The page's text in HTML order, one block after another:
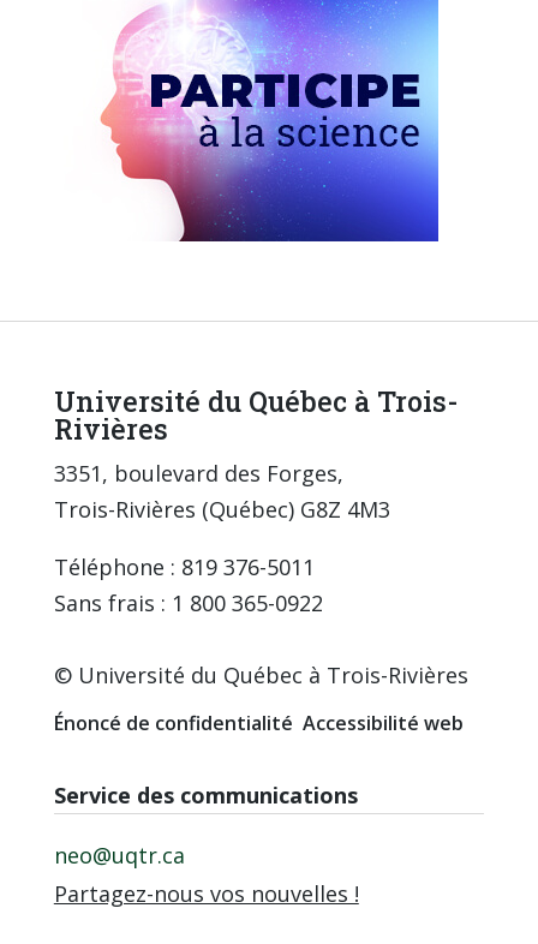
Université du Québec à Trois-
Rivières
3351, boulevard des Forges,
Trois-Rivières (Québec) G8Z 4M3
Téléphone : 819 376-5011
Sans frais : 1 800 365-0922
© Université du Québec à Trois-Rivières
Énoncé de confidentialité Accessibilité web
Service des communications
neo@uqtr.ca
Partagez-nous vos nouvelles !